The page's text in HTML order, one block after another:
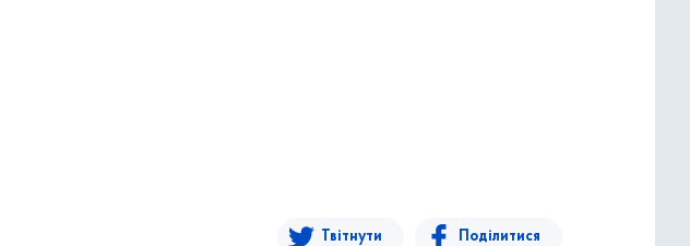
Твітнути Поділитися